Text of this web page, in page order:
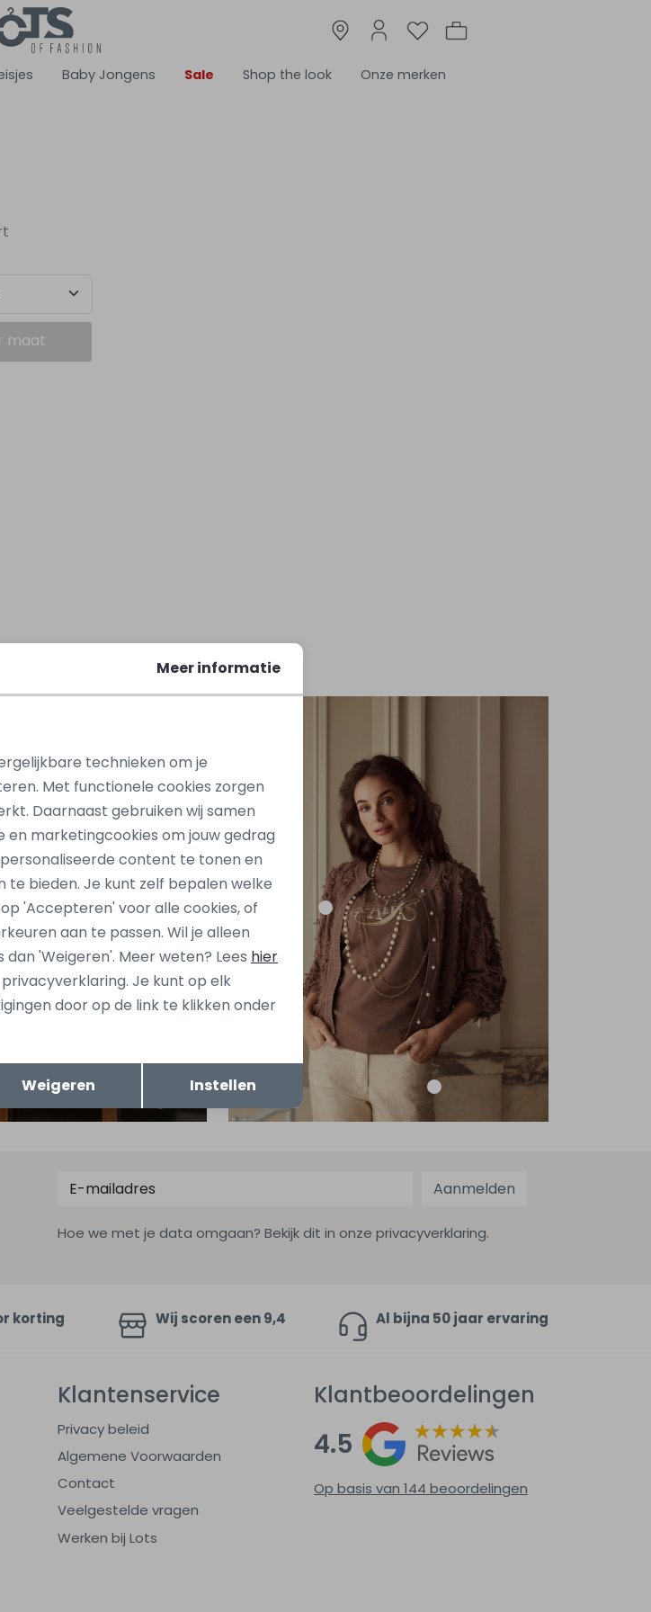
Baby Jongens Sale Shop the look Onze merken
maat
Aanmelden
Hoe we met je data omgaan? Bekijk dit in onze privacyverklaring.
korting Wij scoren een 9,4 Al bijna 50 jaar ervaring
Klantenservice
Privacy beleid
Algemene Voorwaarden
Contact
Veelgestelde vragen
Werken bij Lots
Klantbeoordelingen
4.5
Op basis van 144 beoordelingen
Marketing cookies
Opslaan
Meer informatie
technieken om je
Met functionele cookies zorgen
Daarnaast gebruiken wij samen
en marketingcookies om jouw gedrag
content te tonen en
bieden. Je kunt zelf bepalen welke
'Accepteren' voor alle cookies, of
aan te passen. Wil je alleen
dan 'Weigeren'. Meer weten? Lees hier
Je kunt op elk
door op de link te klikken onder
Weigeren Instellen